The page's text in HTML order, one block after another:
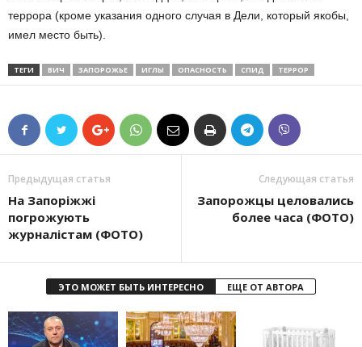
террора (кроме указания одного случая в Дели, который якобы,
имел место быть).
ТЕГИ ВИЧ ЗАПОРОЖЬЕ ИГЛЫ ОПАСНОСТЬ СПИД ТЕРРОР
Предыдущая статья
На Запоріжжі
погрожують
журналістам (ФОТО)
Следующая статья
Запорожцы целовались
более часа (ФОТО)
ЭТО МОЖЕТ БЫТЬ ИНТЕРЕСНО ЕЩЕ ОТ АВТОРА